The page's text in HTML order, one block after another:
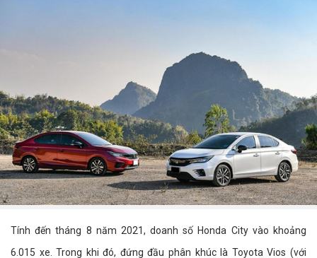
Tính đến tháng 8 năm 2021, doanh số Honda City vào khoảng
6.015 xe. Trong khi đó, đứng đầu phân khúc là Toyota Vios (với